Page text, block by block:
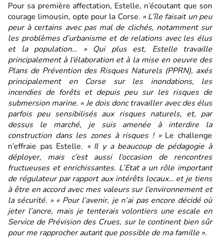
Pour sa première affectation, Estelle, n’écoutant que son
courage limousin, opte pour la Corse. « L’île faisait un peu
peur à certains avec pas mal de clichés, notamment sur
les problèmes d’urbanisme et de relations avec les élus
et la population… » Qui plus est, Estelle travaille
principalement à l’élaboration et à la mise en oeuvre des
Plans de Prévention des Risques Naturels (PPRN), axés
principalement en Corse sur les inondations, les
incendies de forêts et depuis peu sur les risques de
submersion marine. « Je dois donc travailler avec des élus
parfois peu sensibilisés aux risques naturels, et, par
dessus le marché, je suis amenée à interdire la
construction dans les zones à risques ! »Le challenge
n’effraie pas Estelle. « Il y a beaucoup de pédagogie à
déployer, mais c’est aussi l’occasion de rencontres
fructueuses et enrichissantes. L’Etat a un rôle important
de régulateur par rapport aux intérêts locaux… et je tiens
à être en accord avec mes valeurs sur l’environnement et
la sécurité. » « Pour l’avenir, je n’ai pas encore décidé où
jeter l’ancre, mais je tenterais volontiers une escale en
Service de Prévision des Crues, sur le continent bien sûr
pour me rapprocher autant que possible de ma famille ».